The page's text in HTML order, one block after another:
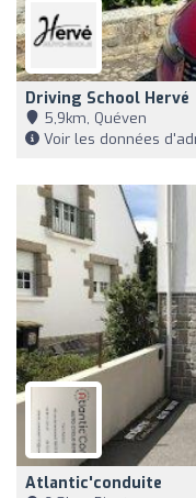
Driving School Hervé
5,9km, Quéven
Voir les données
Atlantic'conduite